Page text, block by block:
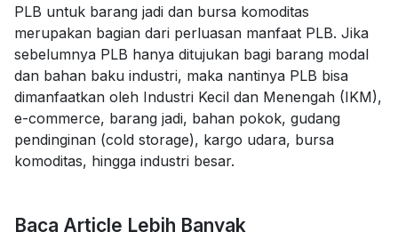
PLB untuk barang jadi dan bursa komoditas
merupakan bagian dari perluasan manfaat PLB. Jika
sebelumnya PLB hanya ditujukan bagi barang modal
dan bahan baku industri, maka nantinya PLB bisa
dimanfaatkan oleh Industri Kecil dan Menengah (IKM),
e-commerce, barang jadi, bahan pokok, gudang
pendinginan (cold storage), kargo udara, bursa
komoditas, hingga industri besar.
Baca Article Lebih Banyak